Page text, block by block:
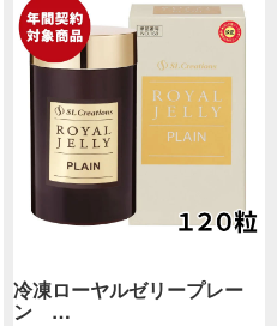
冷凍ローヤルゼリープレー
ン …